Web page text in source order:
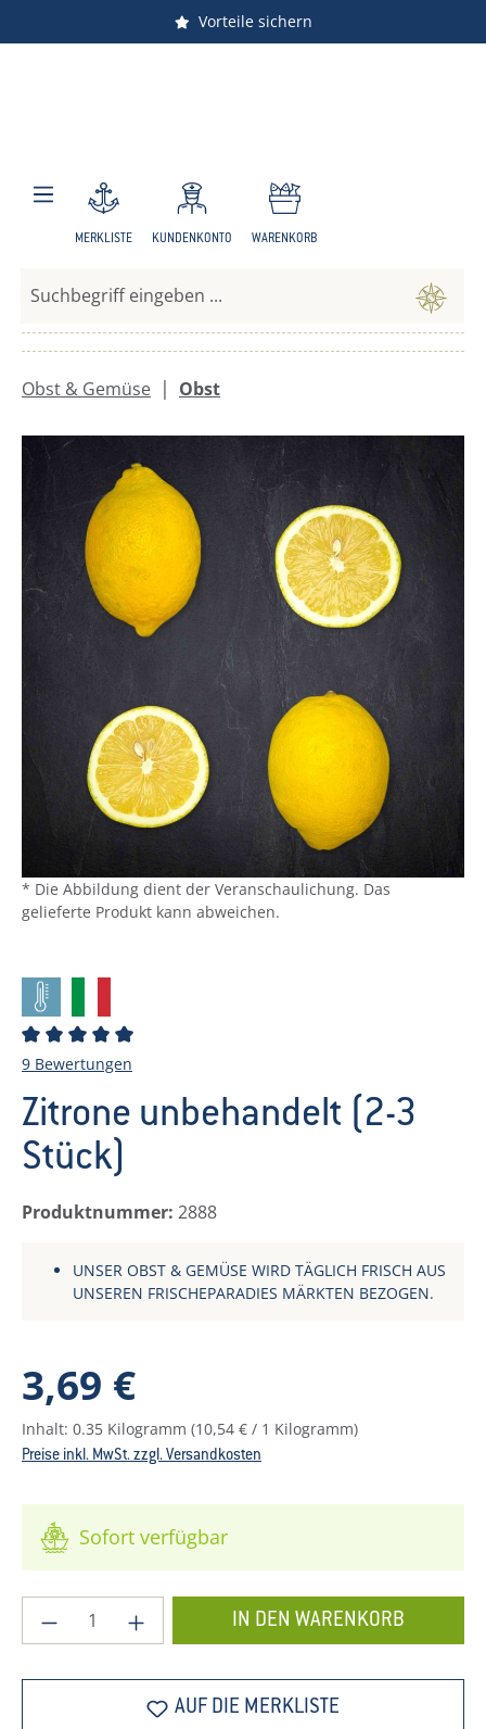
Zum Hauptinhalt springen
Vorteile sichern
MERKLISTE KUNDENKONTO WARENKORB
Obst & Gemüse | Obst
Bildergalerie überspringen
* Die Abbildung dient der Veranschaulichung. Das
gelieferte Produkt kann abweichen.
Durchschnittliche Bewertung von 5 von 5 Sternen
9 Bewertungen
Zitrone unbehandelt (2-3
Stück)
Produktnummer: 2888
UNSER OBST & GEMÜSE WIRD TÄGLICH FRISCH AUS
UNSEREN FRISCHEPARADIES MÄRKTEN BEZOGEN.
Regulärer Preis:
3,69 €
Inhalt: 0.35 Kilogramm (10,54 € / 1 Kilogramm)
Preise inkl. MwSt. zzgl. Versandkosten
Sofort verfügbar
Produkt Anzahl: Gib den gewünschten
IN DEN WARENKORB
AUF DIE MERKLISTE